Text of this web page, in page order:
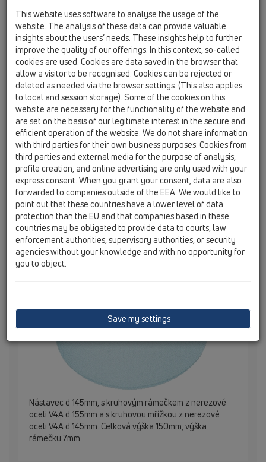
HL67
Nástavec kruhový d 145mm
nerezový rám d 155mm
(V4A)/nerez d145mm
Nástavec d 145mm, s kruhovým rámečkem z nerezové
oceli V4A d 155mm a s kruhovou mřížkou z nerezové
oceli V4A d 145mm. Celková výška 150mm, výška
rámečku 7mm.
This website uses software to analyse the usage of the
website. The analysis of these data can provide valuable
insights about the users’ needs. These insights help to further
improve the quality of our offerings. In this context, so-called
cookies are used. Cookies are data saved in the browser that
allow a visitor to be recognised. Cookies can be rejected or
deleted as needed via the browser settings. (This also applies
to local and session storage). Some of the cookies on this
website are necessary for the functionality of the website and
are set on the basis of our legitimate interest in the secure and
efficient operation of the website. We do not share information
with third parties for their own business purposes. Cookies from
third parties and external media for the purpose of analysis,
profile creation, and online advertising are only used with your
express consent. When you grant your consent, data are also
forwarded to companies outside of the EEA. We would like to
point out that these countries have a lower level of data
protection than the EU and that companies based in these
countries may be obligated to provide data to courts, law
enforcement authorities, supervisory authorities, or security
agencies without your knowledge and with no opportunity for
you to object.
Save my settings